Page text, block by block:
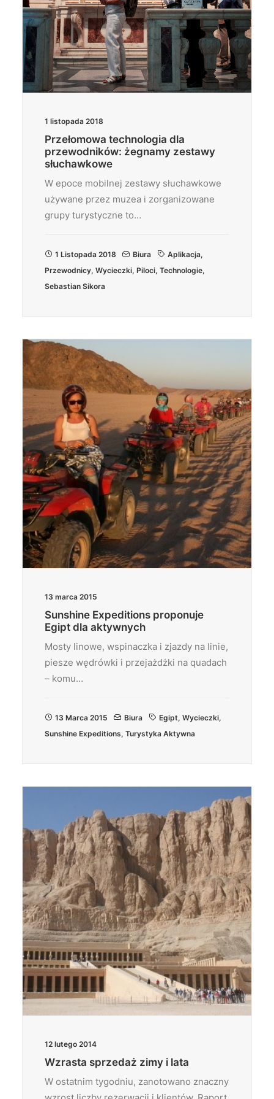
1 listopada 2018
Przełomowa technologia dla
przewodników: żegnamy zestawy
słuchawkowe
W epoce mobilnej zestawy słuchawkowe
używane przez muzea i zorganizowane
grupy turystyczne to…
1 Listopada 2018 Biura Aplikacja,
Przewodnicy, Wycieczki, Piloci, Technologie,
Sebastian Sikora
13 marca 2015
Sunshine Expeditions proponuje
Egipt dla aktywnych
Mosty linowe, wspinaczka i zjazdy na linie,
piesze wędrówki i przejażdżki na quadach
– komu…
13 Marca 2015 Biura Egipt, Wycieczki,
Sunshine Expeditions, Turystyka Aktywna
12 lutego 2014
Wzrasta sprzedaż zimy i lata
W ostatnim tygodniu, zanotowano znaczny